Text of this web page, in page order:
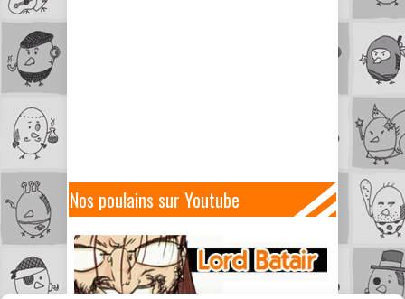
Nos poulains sur Youtube